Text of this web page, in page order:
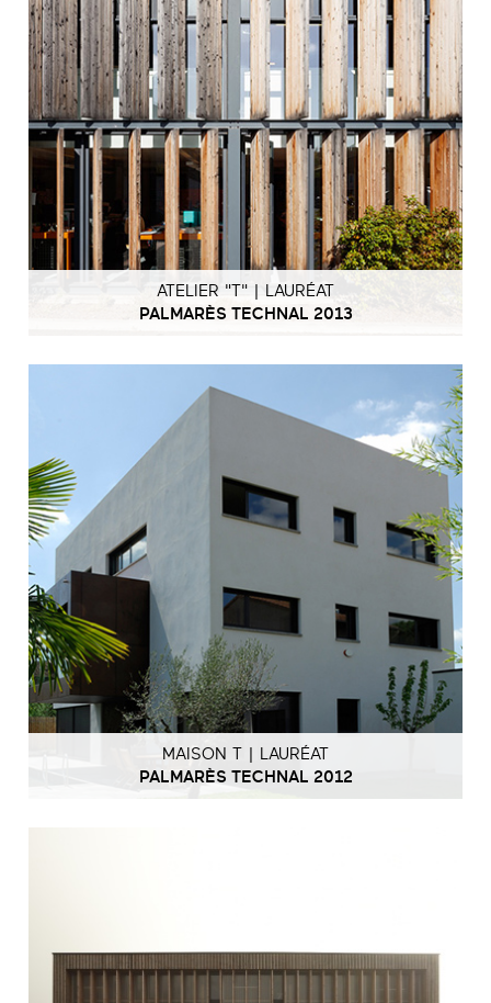
ATELIER "T" | LAURÉAT
PALMARÈS TECHNAL 2013
MAISON T | LAURÉAT
PALMARÈS TECHNAL 2012